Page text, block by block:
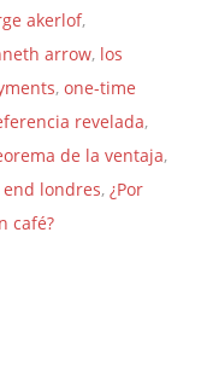
akerlof,
arrow, los
,one-time
revelada,
de la ventaja,
end londres,¿Por
café?